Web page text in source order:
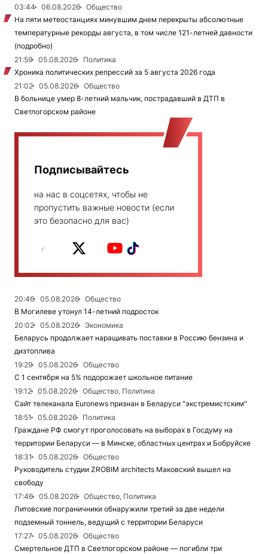
03:44
06.08.2026
Общество
На пяти метеостанциях минувшим днем перекрыты абсолютные
температурные рекорды августа, в том числе 121-летней давности
(подробно)
21:59
05.08.2026
Политика
Хроника политических репрессий за 5 августа 2026 года
21:02
05.08.2026
Общество
В больнице умер 8-летний мальчик, пострадавший в ДТП в
Светлогорском районе
Подписывайтесь
на нас в соцсетях, чтобы не
пропустить важные новости (если
это безопасно для вас)
20:46 05.08.2026
Общество
В Могилеве утонул 14-летний подросток
20:02
05.08.2026
Экономика
Беларусь продолжает наращивать поставки в Россию бензина и
дизтоплива
19:29
05.08.2026
Общество
С 1 сентября на 5% подорожает школьное питание
19:12
05.08.2026
Общество, Политика
Сайт телеканала Euronews признан в Беларуси "экстремистским"
18:51
05.08.2026
Политика
Граждане РФ смогут проголосовать на выборах в Госдуму на
территории Беларуси — в Минске, областных центрах и Бобруйске
18:31
05.08.2026
Общество
Руководитель студии ZROBIM architects Маковский вышел на
свободу
17:46
05.08.2026
Общество, Политика
Литовские пограничники обнаружили третий за две недели
подземный тоннель, ведущий с территории Беларуси
17:27
05.08.2026
Общество
Смертельное ДТП в Светлогорском районе — погибли три